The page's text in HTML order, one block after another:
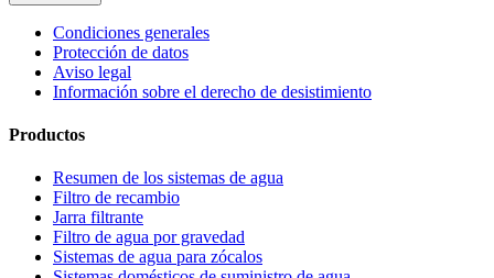
Condiciones generales
Protección de datos
Aviso legal
Información sobre el derecho de desistimiento
Productos
Resumen de los sistemas de agua
Filtro de recambio
Jarra filtrante
Filtro de agua por gravedad
Sistemas de agua para zócalos